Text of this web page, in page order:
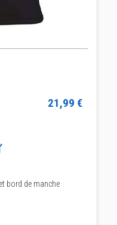
21,99 €
bord de manche